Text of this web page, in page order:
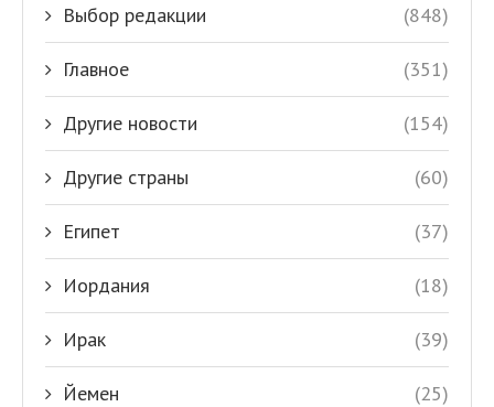
Выбор редакции (848)
Главное (351)
Другие новости (154)
Другие страны (60)
Египет (37)
Иордания (18)
Ирак (39)
Йемен (25)